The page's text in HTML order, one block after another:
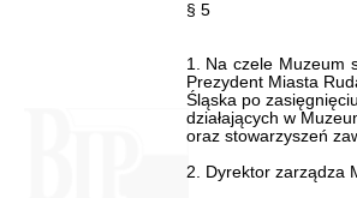
§ 5
1. Na czele Muzeum
Prezydent Miasta
Śląska po
działających w
oraz stowarzyszeń
2. Dyrektor zarządza